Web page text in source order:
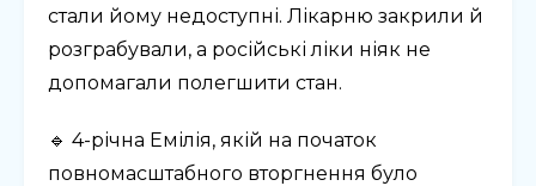
стали йому недоступні. Лікарню закрили й
розграбували, а російські ліки ніяк не
допомагали полегшити стан.
🔹 4-річна Емілія, якій на початок
повномасштабного вторгнення було